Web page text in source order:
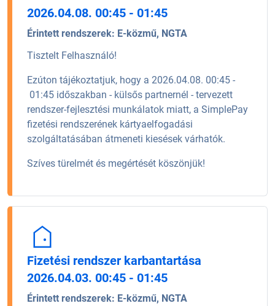
2026.04.08. 00:45 - 01:45
Érintett rendszerek: E-közmű, NGTA
Tisztelt Felhasználó!
Ezúton tájékoztatjuk, hogy a 2026.04.08. 00:45 -
01:45 időszakban - külsős partnernél - tervezett
rendszer-fejlesztési munkálatok miatt, a SimplePay
fizetési rendszerének kártyaelfogadási
szolgáltatásában átmeneti kiesések várhatók.
Szíves türelmét és megértését köszönjük!
Fizetési rendszer karbantartása
2026.04.03. 00:45 - 01:45
Érintett rendszerek: E-közmű, NGTA